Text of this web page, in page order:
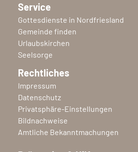
Service
Gottesdienste in Nordfriesland
Gemeinde finden
Urlaubskirchen
Seelsorge
Rechtliches
Impressum
Datenschutz
Privatsphäre-Einstellungen
Bildnachweise
Amtliche Bekanntmachungen